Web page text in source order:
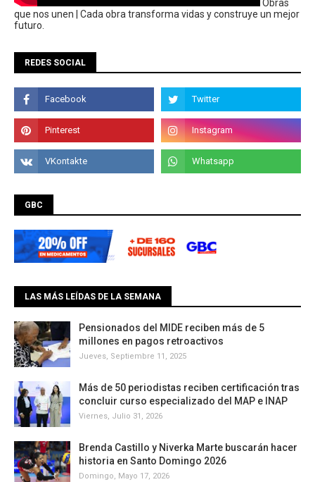
Obras
que nos unen | Cada obra transforma vidas y construye un mejor
futuro.
REDES SOCIAL
GBC
LAS MÁS LEÍDAS DE LA SEMANA
Pensionados del MIDE reciben más de 5
millones en pagos retroactivos
Jueves, Septiembre 11, 2025
Más de 50 periodistas reciben certificación tras
concluir curso especializado del MAP e INAP
Viernes, Julio 31, 2026
Brenda Castillo y Niverka Marte buscarán hacer
historia en Santo Domingo 2026
Domingo, Mayo 17, 2026